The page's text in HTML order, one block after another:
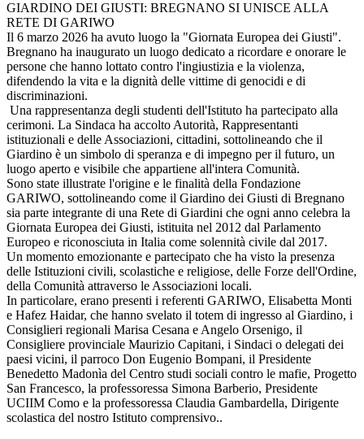
GIARDINO DEI GIUSTI: BREGNANO SI UNISCE ALLA
RETE DI GARIWO
Il 6 marzo 2026 ha avuto luogo la "Giornata Europea dei Giusti".
Bregnano ha inaugurato un luogo dedicato a ricordare e onorare le
persone che hanno lottato contro l'ingiustizia e la violenza,
difendendo la vita e la dignità delle vittime di genocidi e di
discriminazioni.
Una rappresentanza degli studenti dell'Istituto ha partecipato alla
cerimoni. La Sindaca ha accolto Autorità, Rappresentanti
istituzionali e delle Associazioni, cittadini, sottolineando che il
Giardino è un simbolo di speranza e di impegno per il futuro, un
luogo aperto e visibile che appartiene all'intera Comunità.
Sono state illustrate l'origine e le finalità della Fondazione
GARIWO, sottolineando come il Giardino dei Giusti di Bregnano
sia parte integrante di una Rete di Giardini che ogni anno celebra la
Giornata Europea dei Giusti, istituita nel 2012 dal Parlamento
Europeo e riconosciuta in Italia come solennità civile dal 2017.
Un momento emozionante e partecipato che ha visto la presenza
delle Istituzioni civili, scolastiche e religiose, delle Forze dell'Ordine,
della Comunità attraverso le Associazioni locali.
In particolare, erano presenti i referenti GARIWO, Elisabetta Monti
e Hafez Haidar, che hanno svelato il totem di ingresso al Giardino, i
Consiglieri regionali Marisa Cesana e Angelo Orsenigo, il
Consigliere provinciale Maurizio Capitani, i Sindaci o delegati dei
paesi vicini, il parroco Don Eugenio Bompani, il Presidente
Benedetto Madonìa del Centro studi sociali contro le mafie, Progetto
San Francesco, la professoressa Simona Barberio, Presidente
UCIIM Como e la professoressa Claudia Gambardella, Dirigente
scolastica del nostro Istituto comprensivo..